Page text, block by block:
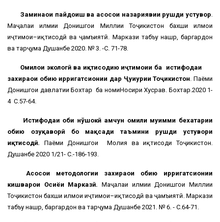
Заминаҳои пайдоиш ва асосҳои назариявии рушди устувор.
Маҷалаи илмии Донишгоҳи Миллии Тоҷикистон бахши илмҳои
иҷтимои–иқтисодӣ ва ҷамъиятӣ. Маркази табъу нашр, баргардон
ва тарҷума Душанбе 2020. № 3. -С. 71-78.
Омилҳои экологӣ ва иқтисодию иҷтимоии ба истифодаи
захираҳои обию ирригатсионии дар Ҷуиҳурии Тоҷикистон. Паёми
Донишгоҳи давлатии Бохтар ба номиНосири Хусрав. Бохтар.2020 1-
4 С.57-64.
Истифодаи оби нўшокӣ ҳамчун омили муҳимми бехатарии
обию озуқаворӣ бо мақсади таъмини рушди устувори
иқтисодӣ. Паёми Донишгоҳи Молия ва иқтисоди Тоҷикистон.
Душанбе 2020 1/21- С.-186-193.
Асосҳои методологии захираҳои обию ирригатсионии
кишварҳои Осиёи Марказӣ. Маҷалаи илмии Донишгоҳи Миллии
Тоҷикистон бахши илмҳои иҷтимои–иқтисодӣ ва ҷамъиятӣ. Маркази
табъу нашр, баргардон ва тарҷума Душанбе 2021. № 6. - С.64-71.